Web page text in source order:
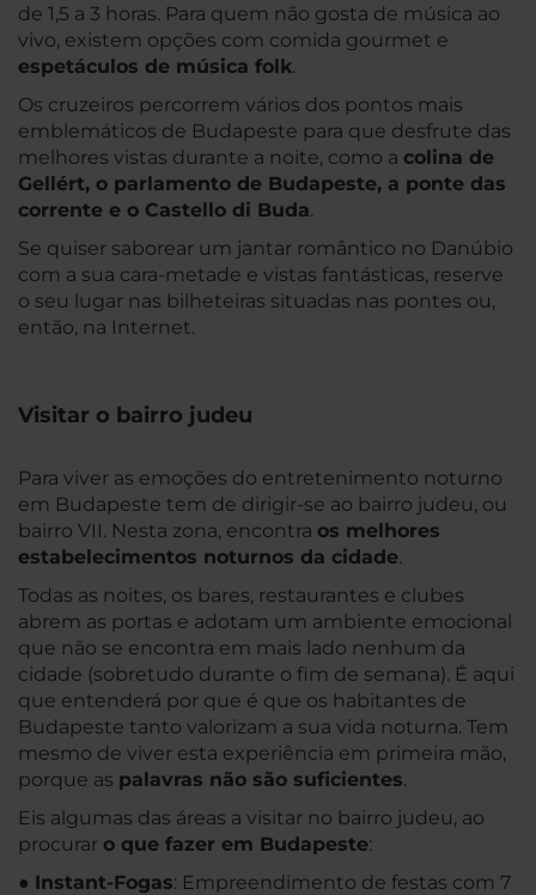
de 1,5 a 3 horas. Para quem não gosta de música ao
vivo, existem opções com comida gourmet e
espetáculos de música folk.
Os cruzeiros percorrem vários dos pontos mais
emblemáticos de Budapeste para que desfrute das
melhores vistas durante a noite, como a colina de
Gellért, o parlamento de Budapeste, a ponte das
corrente e o Castello di Buda.
Se quiser saborear um jantar romântico no Danúbio
com a sua cara-metade e vistas fantásticas, reserve
o seu lugar nas bilheteiras situadas nas pontes ou,
então, na Internet.
Visitar o bairro judeu
Para viver as emoções do entretenimento noturno
em Budapeste tem de dirigir-se ao bairro judeu, ou
bairro VII. Nesta zona, encontra os melhores
estabelecimentos noturnos da cidade.
Todas as noites, os bares, restaurantes e clubes
abrem as portas e adotam um ambiente emocional
que não se encontra em mais lado nenhum da
cidade (sobretudo durante o fim de semana). É aqui
que entenderá por que é que os habitantes de
Budapeste tanto valorizam a sua vida noturna. Tem
mesmo de viver esta experiência em primeira mão,
porque as palavras não são suficientes.
Eis algumas das áreas a visitar no bairro judeu, ao
procurar o que fazer em Budapeste:
● Instant-Fogas: Empreendimento de festas com 7